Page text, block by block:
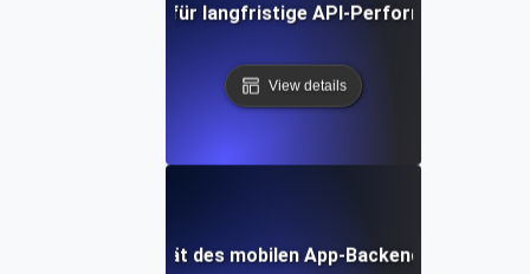
Belastungstest für langfristige API-Performance-
View details
für die Stabilität des mobilen App-Backends bei